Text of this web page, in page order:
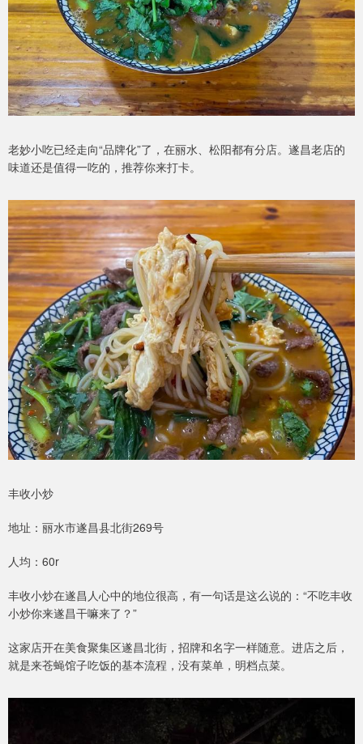
老妙小吃已经走向“品牌化”了，在丽水、松阳都有分店。遂昌老店的
味道还是值得一吃的，推荐你来打卡。
丰收小炒
地址：丽水市遂昌县北街269号
人均：60r
丰收小炒在遂昌人心中的地位很高，有一句话是这么说的：“不吃丰收
小炒你来遂昌干嘛来了？”
这家店开在美食聚集区遂昌北街，招牌和名字一样随意。进店之后，
就是来苍蝇馆子吃饭的基本流程，没有菜单，明档点菜。